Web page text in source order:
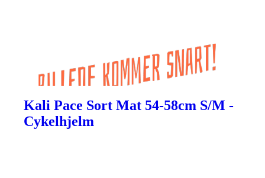
Kali Pace Sort Mat 54-58cm S/M -
Cykelhjelm